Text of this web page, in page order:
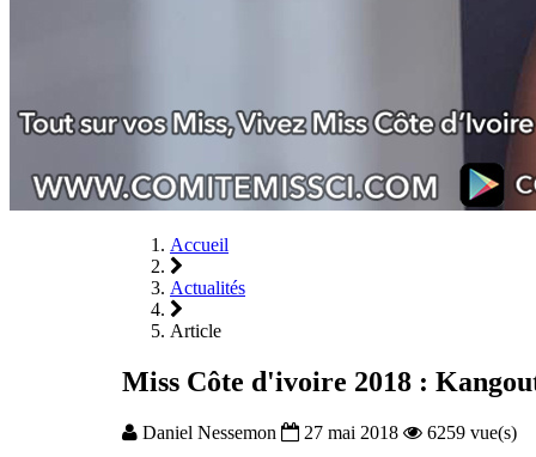
Accueil
Actualités
Article
Miss Côte d'ivoire 2018 :
Daniel Nessemon 27 mai 2018 6259 vue(s)